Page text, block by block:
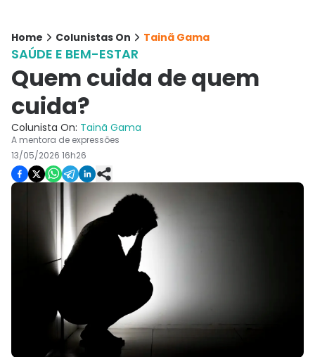
Home Colunistas On Tainã Gama
SAÚDE E BEM-ESTAR
Quem cuida de quem
cuida?
Colunista On: Tainã Gama
A mentora de expressões
13/05/2026 16h26